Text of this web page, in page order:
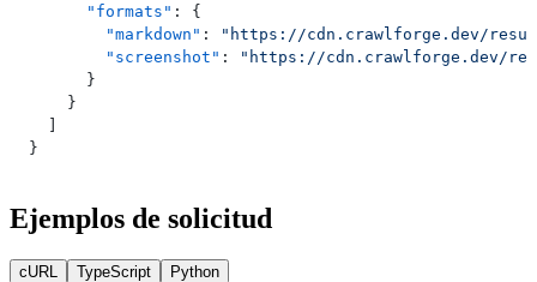
      "formats"
: {
        "markdown"
:
"https://cdn.crawlforge.dev/
        "screenshot"
:
"https://cdn.crawlforge.dev/
      }
    }
}
Ejemplos de solicitud
cURL TypeScript Python